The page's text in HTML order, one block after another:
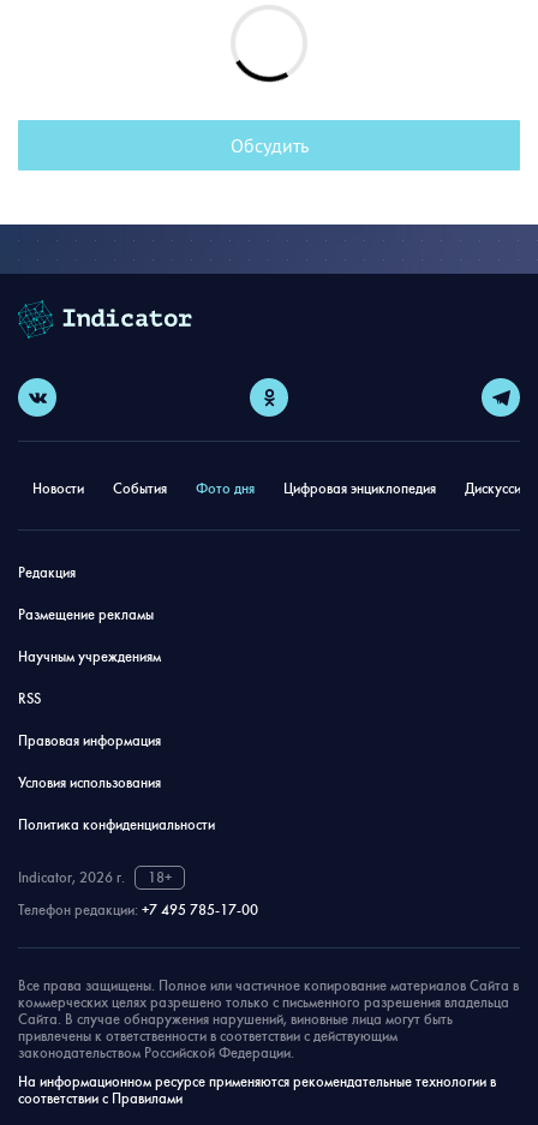
Обсудить
Новости События Фото дня Цифровая энциклопедия
Редакция
Размещение рекламы
Научным учреждениям
RSS
Правовая информация
Условия использования
Политика конфиденциальности
Indicator, 2026 г.
18+
Телефон редакции: +7 495 785-17-00
Все права защищены. Полное или частичное копирование материалов Сайта в
коммерческих целях разрешено только с письменного разрешения владельца
Сайта. В случае обнаружения нарушений, виновные лица могут быть
привлечены к ответственности в соответствии с действующим
законодательством Российской Федерации.
На информационном ресурсе применяются рекомендательные технологии в
соответствии с Правилами